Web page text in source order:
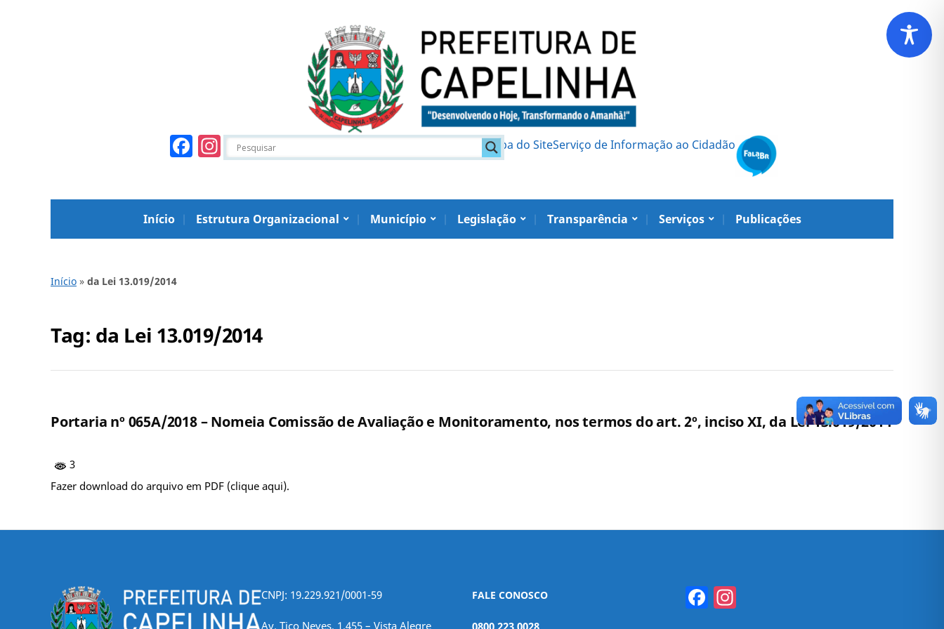
Facebook
Instagram Mapa do SiteServiço de Informação ao Cidadão
Início Estrutura Organizacional Município Legislação Transparência Serviços Publicações
Início » da Lei 13.019/2014
Tag: da Lei 13.019/2014
Portaria nº 065A/2018 – Nomeia Comissão de Avaliação e Monitoramento, nos termos do art. 2º, inciso XI, da Lei 13.019/2014
3
Fazer download do arquivo em PDF (clique aqui).
CNPJ: 19.229.921/0001-59
Av. Tico Neves, 1.455 – Vista Alegre
FALE CONOSCO Facebook